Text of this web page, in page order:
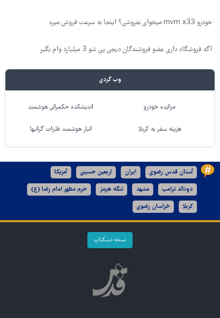
خودرو mvm x33 میخوای بفروشی؟ اینجا به سرعت فروش میره
اگه فروشگاه داری عضو فروشندگان دیجی پی شو 3 میلیارد وام بگیر
وب گردی
مزایده خودرو اندیشکده حکمرانی هوشمند
هزینه سفر به کربلا انبار هوشمند فلزات گرانبها
آستان قدس رضوی ایران اربعین حسینی آمریکا
دونالد ترامپ مشهد تنگه هرمز حرم مطهر امام رضا (ع)
کربلا خراسان رضوی
نسخه دسکتاپ